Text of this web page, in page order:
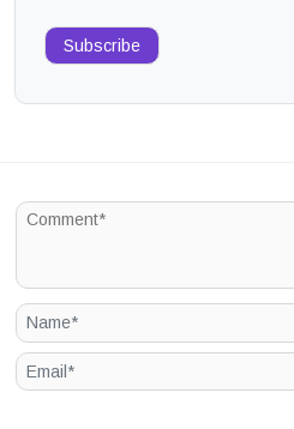
Subscribe